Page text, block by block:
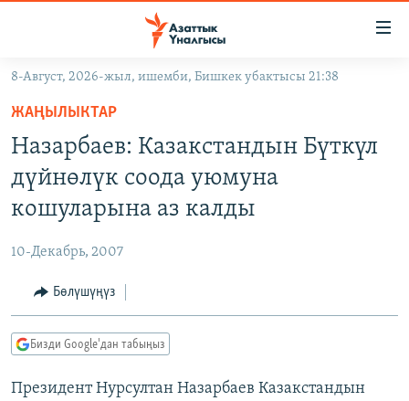
Навигацияга
өтүңүз
Издөөгө
салыңыз
КЫРГЫЗСТАН
КЫРГЫЗСТАН
МАДАНИЯТ
ДҮЙНӨ
УКРАИНА
ТВ ПРОГРАММАЛАР
БҮГҮН АЗАТТЫКТА
ДАНИСТЕ
ПОДКАСТ
8-Август, 2026-жыл, ишемби, Бишкек убактысы 21:38
ЖАҢЫЛЫКТАР
Назарбаев: Казакстандын Бүткүл
дүйнөлүк соода уюмуна
кошуларына аз калды
10-Декабрь, 2007
Бөлүшүңүз
Бизди Google'дан табыңыз
Президент Нурсултан Назарбаев Казакстандын